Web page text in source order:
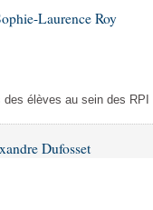
Laurence Roy
élèves au sein des
Dufosset